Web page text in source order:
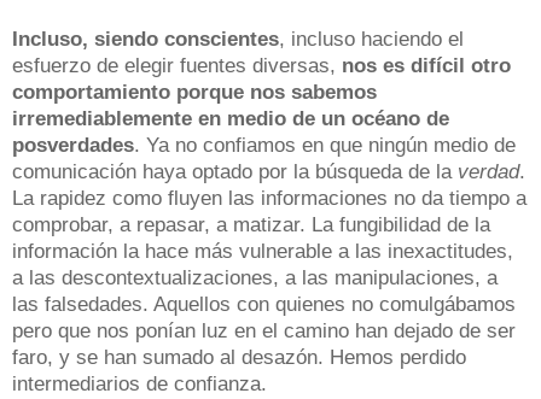
Incluso, siendo conscientes, incluso haciendo el
esfuerzo de elegir fuentes diversas, nos es difícil otro
comportamiento porque nos sabemos
irremediablemente en medio de un océano de
posverdades. Ya no confiamos en que ningún medio de
comunicación haya optado por la búsqueda de la verdad.
La rapidez como fluyen las informaciones no da tiempo a
comprobar, a repasar, a matizar. La fungibilidad de la
información la hace más vulnerable a las inexactitudes,
a las descontextualizaciones, a las manipulaciones, a
las falsedades. Aquellos con quienes no comulgábamos
pero que nos ponían luz en el camino han dejado de ser
faro, y se han sumado al desazón. Hemos perdido
intermediarios de confianza.